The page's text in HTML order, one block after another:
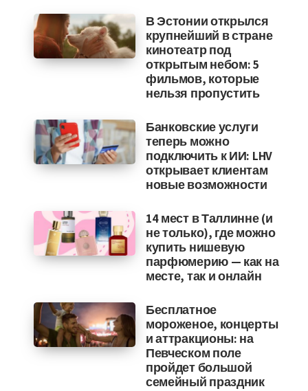
В Эстонии открылся
крупнейший в стране
кинотеатр под
открытым небом: 5
фильмов, которые
нельзя пропустить
Банковские услуги
теперь можно
подключить к ИИ: LHV
открывает клиентам
новые возможности
14 мест в Таллинне (и
не только), где можно
купить нишевую
парфюмерию — как на
месте, так и онлайн
Бесплатное
мороженое, концерты
и аттракционы: на
Певческом поле
пройдет большой
семейный праздник